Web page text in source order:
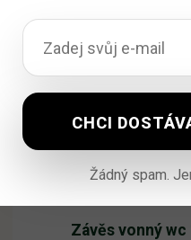
Závěs vonný
Žádný spam.